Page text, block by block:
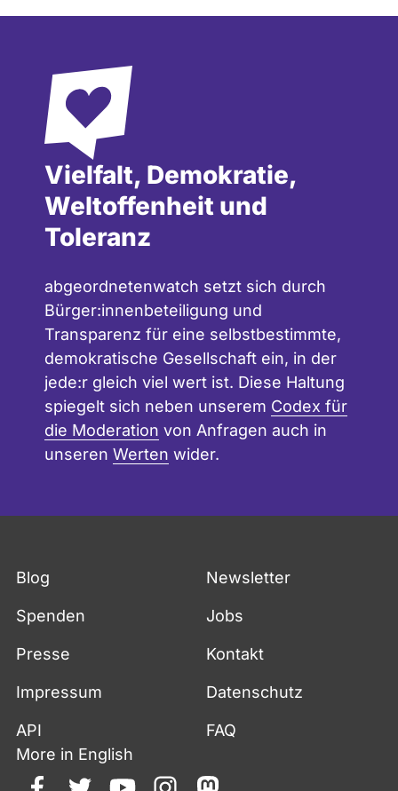
Vielfalt, Demokratie,
Weltoffenheit und
Toleranz
abgeordnetenwatch setzt sich durch
Bürger:innenbeteiligung und
Transparenz für eine selbstbestimmte,
demokratische Gesellschaft ein, in der
jede:r gleich viel wert ist. Diese Haltung
spiegelt sich neben unserem Codex für
die Moderation von Anfragen auch in
unseren Werten wider.
Blog Newsletter
Spenden Jobs
Presse Kontakt
Impressum Datenschutz
API
FAQ
More in English